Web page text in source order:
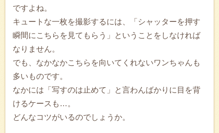
ですよね。
キュートな一枚を撮影するには、「シャッターを押す
瞬間にこちらを見てもらう」ということをしなければ
なりません。
でも、なかなかこちらを向いてくれないワンちゃんも
多いものです。
なかには「写すのは止めて」と言わんばかりに目を背
けるケースも…。
どんなコツがいるのでしょうか。